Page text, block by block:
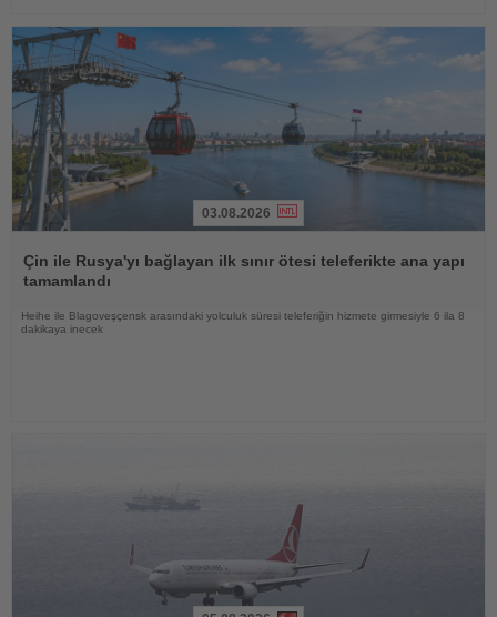
Oku
03.08.2026
Çin ile Rusya'yı bağlayan ilk sınır ötesi teleferikte ana yapı
tamamlandı
Heihe ile Blagoveşçensk arasındaki yolculuk süresi teleferiğin hizmete girmesiyle 6 ila 8
dakikaya inecek